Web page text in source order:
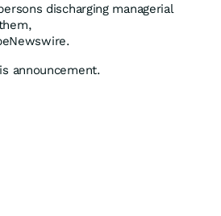
discharging managerial
announcement.